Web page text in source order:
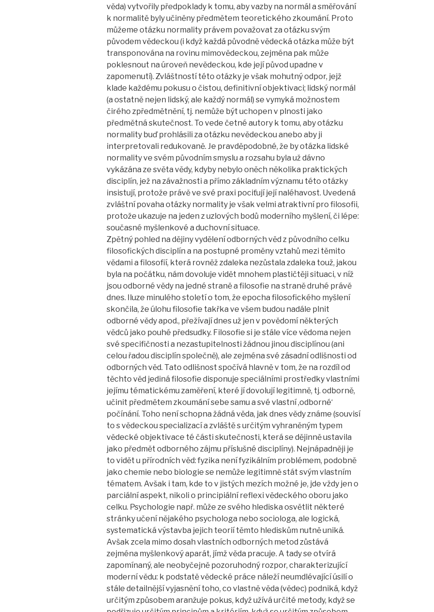
věda) vytvořily předpoklady k tomu, aby vazby na normál a směřování
k normalitě byly učiněny předmětem teoretického zkoumání. Proto
můžeme otázku normality právem považovat za otázku svým
původem vědeckou (i když každá původně vědecká otázka může být
transponována na rovinu mimovědeckou, zejména pak může
poklesnout na úroveň nevědeckou, kde její původ upadne v
zapomenutí). Zvláštností této otázky je však mohutný odpor, jejž
klade každému pokusu o čistou, definitivní objektivaci; lidský normál
(a ostatně nejen lidský, ale každý normál) se vymyká možnostem
čirého zpředmětnění, tj. nemůže být uchopen v plnosti jako
předmětná skutečnost. To vede četné autory k tomu, aby otázku
normality buď prohlásili za otázku nevědeckou anebo aby ji
interpretovali redukovaně. Je pravděpodobné, že by otázka lidské
normality ve svém původním smyslu a rozsahu byla už dávno
vykázána ze světa vědy, kdyby nebylo oněch několika praktických
disciplín, jež na závažnosti a přímo základním významu této otázky
insistují, protože právě ve své praxi pociťují její naléhavost. Uvedená
zvláštní povaha otázky normality je však velmi atraktivní pro filosofii,
protože ukazuje na jeden z uzlových bodů moderního myšlení, či lépe:
současné myšlenkové a duchovní situace.
Zpětný pohled na dějiny vydělení odborných věd z původního celku
filosofických disciplín a na postupné proměny vztahů mezi těmito
vědami a filosofií, která rovněž zdaleka nezůstala zdaleka touž, jakou
byla na počátku, nám dovoluje vidět mnohem plastičtěji situaci, v níž
jsou odborné vědy na jedné straně a filosofie na straně druhé právě
dnes. Iluze minulého století o tom, že epocha filosofického myšlení
skončila, že úlohu filosofie takřka ve všem budou nadále plnit
odborné vědy apod., přežívají dnes už jen v povědomí některých
vědců jako pouhé předsudky. Filosofie si je stále více vědoma nejen
své specifičnosti a nezastupitelnosti žádnou jinou disciplínou (ani
celou řadou disciplín společně), ale zejména své zásadní odlišnosti od
odborných věd. Tato odlišnost spočívá hlavně v tom, že na rozdíl od
těchto věd jediná filosofie disponuje speciálními prostředky vlastními
jejímu tématickému zaměření, které jí dovolují legitimně, tj. odborně,
učinit předmětem zkoumání sebe samu a své vlastní ,odborné‘
počínání. Toho není schopna žádná věda, jak dnes vědy známe (souvisí
to s vědeckou specializací a zvláště s určitým vyhraněným typem
vědecké objektivace té části skutečnosti, která se dějinně ustavila
jako předmět odborného zájmu příslušné disciplíny). Nejnápadněji je
to vidět u přírodních věd: fyzika není fyzikálním problémem, podobně
jako chemie nebo biologie se nemůže legitimně stát svým vlastním
tématem. Avšak i tam, kde to v jistých mezích možné je, jde vždy jen o
parciální aspekt, nikoli o principiální reflexi vědeckého oboru jako
celku. Psychologie např. může ze svého hlediska osvětlit některé
stránky učení nějakého psychologa nebo sociologa, ale logická,
systematická výstavba jejich teorií těmto hlediskům nutně uniká.
Avšak zcela mimo dosah vlastních odborných metod zůstává
zejména myšlenkový aparát, jímž věda pracuje. A tady se otvírá
zapomínaný, ale neobyčejně pozoruhodný rozpor, charakterizující
moderní vědu: k podstatě vědecké práce náleží neumdlévající úsilí o
stále detailnější vyjasnění toho, co vlastně věda (vědec) podniká, když
určitým způsobem aranžuje pokus, když užívá určité metody, když se